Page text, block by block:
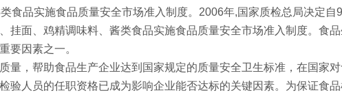
食品实施食品质量安全市场准入制度。2006年,国家质检总局决定自
挂面、鸡精调味料、酱类食品实施食品质量安全市场准入制度。食
要因素之一。
量，帮助食品生产企业达到国家规定的质量安全卫生标准，在国家
验人员的任职资格已成为影响企业能否达标的关键因素。为保证食